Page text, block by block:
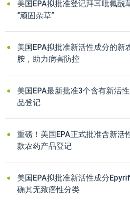
美国EPA拟批准登记拜耳吡氟酰
“顽固杂草”
美国EPA拟批准新活性成分的新
胺，助力病害防控
美国EPA最新批准3个含有新活
品登记
重磅！美国EPA正式批准含新活
款农药产品登记
美国EPA拟批准新活性成分
确其无致癌性分类